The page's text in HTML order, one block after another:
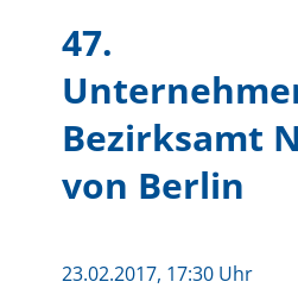
47.
Bezirksamt
von Berlin
23.02.2017, 17:30 Uhr